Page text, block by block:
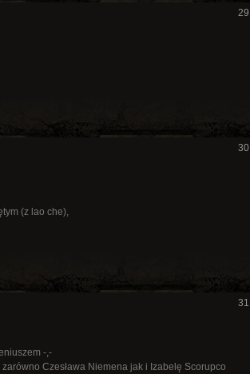
29
30
(z lao che),
31
-,-
Czesława Niemena jak i Izabelę Scorupco